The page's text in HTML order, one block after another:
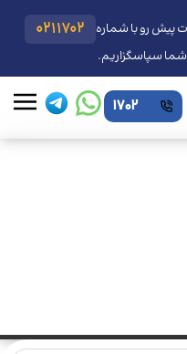
پیش رو با شماره 0211702
سپاسگزاریم.
1702